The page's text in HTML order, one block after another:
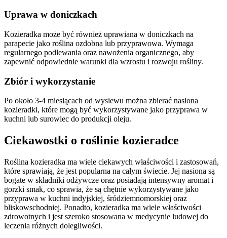
Uprawa w doniczkach
Kozieradka może być również uprawiana w doniczkach na
parapecie jako roślina ozdobna lub przyprawowa. Wymaga
regularnego podlewania oraz nawożenia organicznego, aby
zapewnić odpowiednie warunki dla wzrostu i rozwoju rośliny.
Zbiór i wykorzystanie
Po około 3-4 miesiącach od wysiewu można zbierać nasiona
kozieradki, które mogą być wykorzystywane jako przyprawa w
kuchni lub surowiec do produkcji oleju.
Ciekawostki o roślinie kozieradce
Roślina kozieradka ma wiele ciekawych właściwości i zastosowań,
które sprawiają, że jest popularna na całym świecie. Jej nasiona są
bogate w składniki odżywcze oraz posiadają intensywny aromat i
gorzki smak, co sprawia, że są chętnie wykorzystywane jako
przyprawa w kuchni indyjskiej, śródziemnomorskiej oraz
bliskowschodniej. Ponadto, kozieradka ma wiele właściwości
zdrowotnych i jest szeroko stosowana w medycynie ludowej do
leczenia różnych dolegliwości.